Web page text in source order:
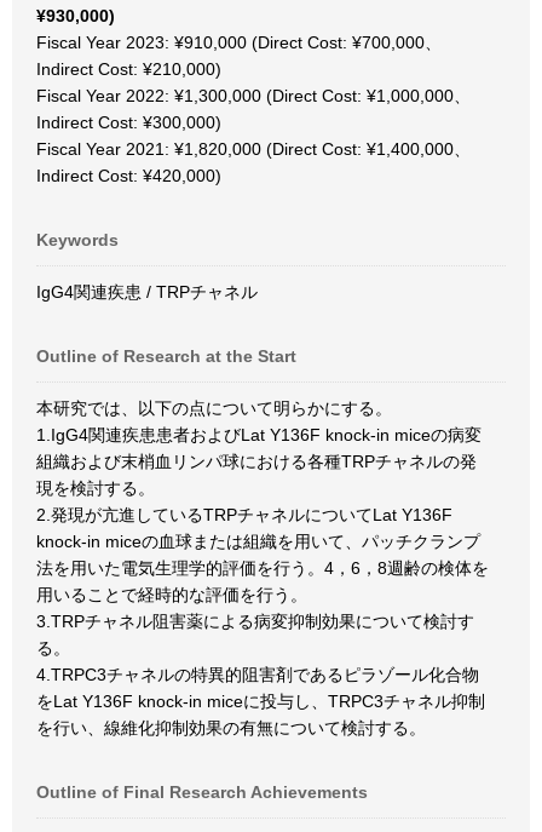
¥930,000)
Fiscal Year 2023: ¥910,000 (Direct Cost: ¥700,000、
Indirect Cost: ¥210,000)
Fiscal Year 2022: ¥1,300,000 (Direct Cost: ¥1,000,000、
Indirect Cost: ¥300,000)
Fiscal Year 2021: ¥1,820,000 (Direct Cost: ¥1,400,000、
Indirect Cost: ¥420,000)
Keywords
IgG4関連疾患 / TRPチャネル
Outline of Research at the Start
本研究では、以下の点について明らかにする。
1.IgG4関連疾患患者およびLat Y136F knock-in miceの病変
組織および末梢血リンパ球における各種TRPチャネルの発
現を検討する。
2.発現が亢進しているTRPチャネルについてLat Y136F
knock-in miceの血球または組織を用いて、パッチクランプ
法を用いた電気生理学的評価を行う。4，6，8週齢の検体を
用いることで経時的な評価を行う。
3.TRPチャネル阻害薬による病変抑制効果について検討す
る。
4.TRPC3チャネルの特異的阻害剤であるピラゾール化合物
をLat Y136F knock-in miceに投与し、TRPC3チャネル抑制
を行い、線維化抑制効果の有無について検討する。
Outline of Final Research Achievements